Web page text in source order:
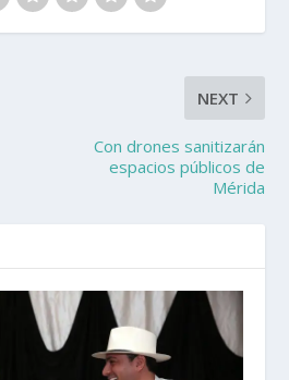
NEXT
Con drones sanitizarán
espacios públicos de
Mérida